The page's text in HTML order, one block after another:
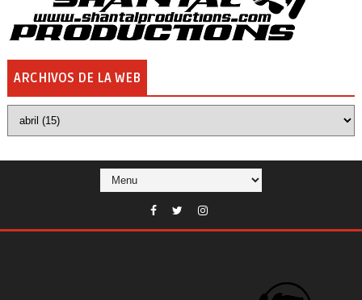
ARCHIVOS DE LA WEB